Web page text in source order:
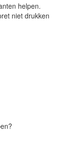
helpen.
niet drukken